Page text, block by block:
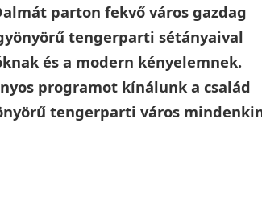
parton fekvő város gazdag
tengerparti sétányaival
és a modern kényelemnek.
programot kínálunk a család
tengerparti város